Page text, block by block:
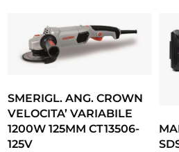
SMERIGL. ANG. CROWN
VELOCITA’ VARIABILE
1200W 125MM CT13506-
125V